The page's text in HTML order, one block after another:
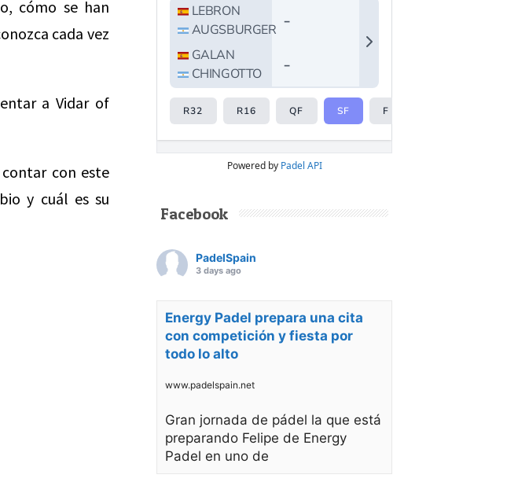
cómo se han
cada vez
a Vidar of
con este
y cuál es su
Powered by Padel API
Facebook
PadelSpain
3 days ago
Energy Padel prepara una cita
con competición y fiesta por
todo lo alto
www.padelspain.net
Gran jornada de pádel la que está
preparando Felipe de Energy
Padel en uno de